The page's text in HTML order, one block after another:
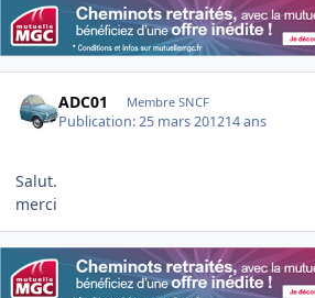
ADC01 Membre SNCF
Publication:25 mars 201214 ans
Salut.
merci